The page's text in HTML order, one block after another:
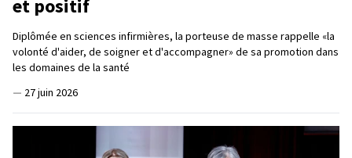
et positif
Diplômée en sciences infirmières, la porteuse de masse rappelle «la
volonté d'aider, de soigner et d'accompagner» de sa promotion dans
les domaines de la santé
— 27 juin 2026